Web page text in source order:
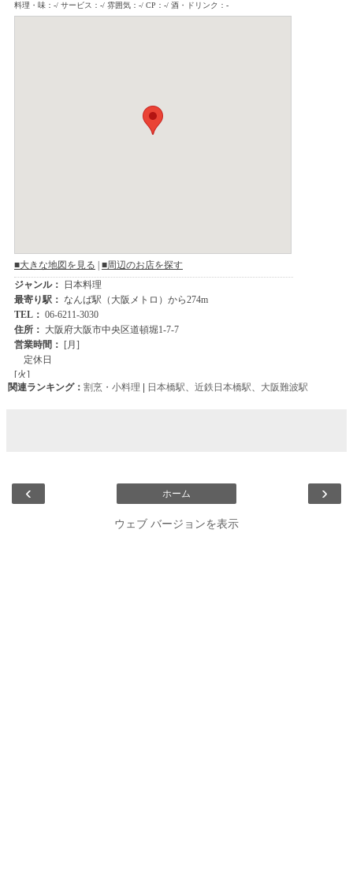
関連ランキング： 割烹・小料理 | 日本橋駅 近鉄日本橋駅 大阪難波駅
‹ ›
ホーム
ウェブ バージョンを表示